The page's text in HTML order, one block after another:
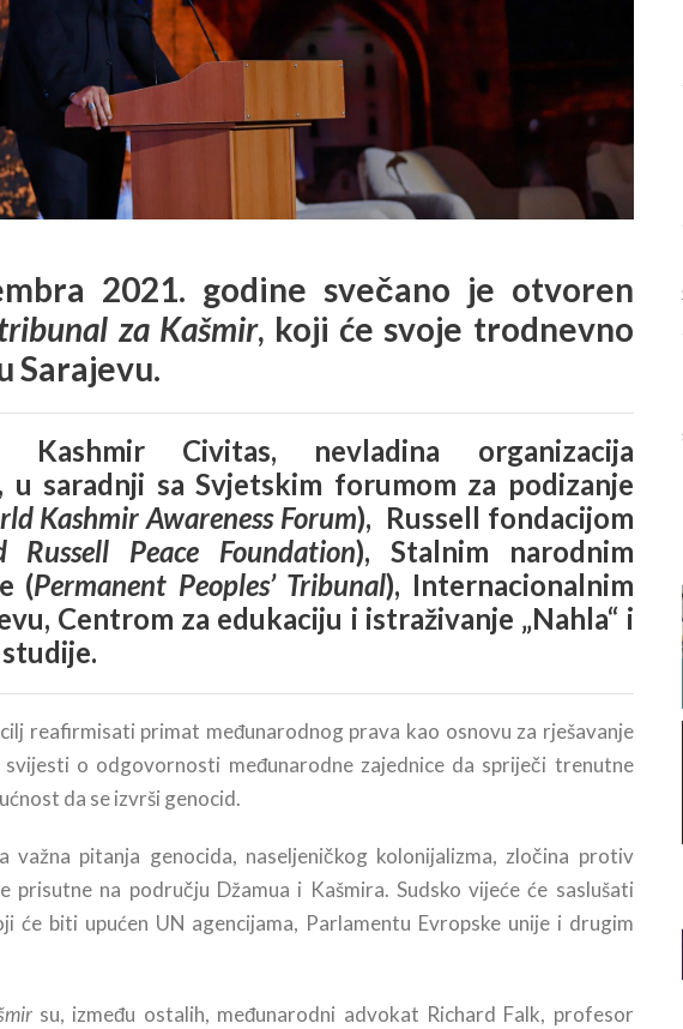
2021. godine svečano je otvoren
za Kašmir, koji će svoje trodnevno
Sarajevu.
Kashmir Civitas, nevladina organizacija
u saradnji sa Svjetskim forumom za podizanje
Kashmir Awareness Forum), Russell fondacijom
Russell Peace Foundation), Stalnim narodnim
(Permanent Peoples’ Tribunal), Internacionalnim
Centrom za edukaciju i istraživanje „Nahla“ i
reafirmisati primat međunarodnog prava kao osnovu za rješavanje
o odgovornosti međunarodne zajednice da spriječi trenutne
da se izvrši genocid.
pitanja genocida, naseljeničkog kolonijalizma, zločina protiv
na području Džamua i Kašmira. Sudsko vijeće će saslušati
će biti upućen UN agencijama, Parlamentu Evropske unije i drugim
su, između ostalih, međunarodni advokat Richard Falk, profesor